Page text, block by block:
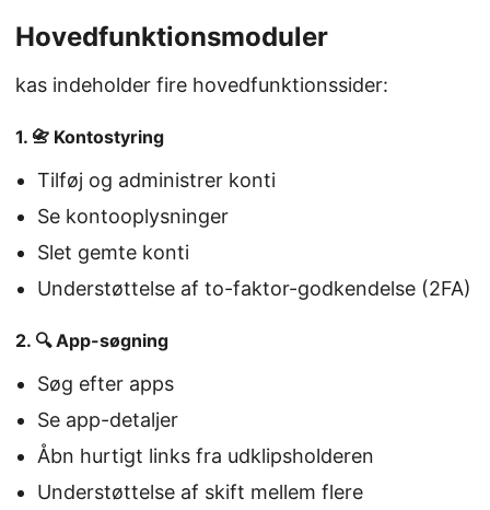
Hovedfunktionsmoduler
kas indeholder fire hovedfunktionssider:
1. 📇 Kontostyring
Tilføj og administrer konti
Se kontooplysninger
Slet gemte konti
Understøttelse af to-faktor-godkendelse (2FA)
2. 🔍 App-søgning
Søg efter apps
Se app-detaljer
Åbn hurtigt links fra udklipsholderen
Understøttelse af skift mellem flere